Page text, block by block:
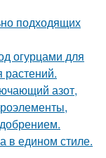
подходящих
огурцами для
растений.
азот,
в едином стиле.